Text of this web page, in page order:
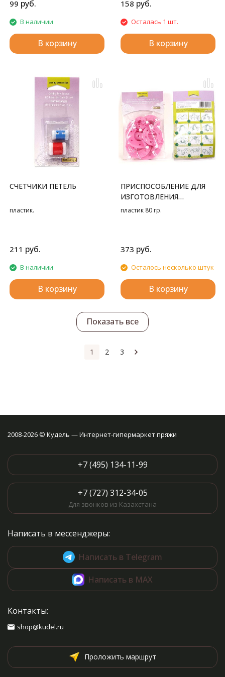
99 руб.
В наличии
В корзину
158 руб.
Осталась 1 шт.
В корзину
СЧЕТЧИКИ ПЕТЕЛЬ
пластик.
211 руб.
В наличии
В корзину
ПРИСПОСОБЛЕНИЕ ДЛЯ
ИЗГОТОВЛЕНИЯ
ПОМПОНОВ 4 РАЗМЕРА
пластик 80 гр.
373 руб.
Осталось несколько штук
В корзину
Показать все
1 2 3
2008-2026 © Кудель — Интернет-гипермаркет пряжи
+7 (495) 134-11-99
+7 (727) 312-34-05
Для звонков из Казахстана
Написать в мессенджеры:
Написать в Telegram
Написать в MAX
Контакты:
shop@kudel.ru
Проложить маршрут